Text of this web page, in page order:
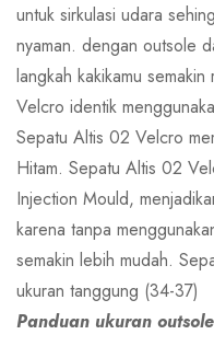
untuk sirkulasi udara
nyaman. dengan outsole
langkah kakikamu
Velcro identik
Sepatu Altis 02 Velcro
Hitam. Sepatu Altis 02
Injection Mould,
karena tanpa
semakin lebih mudah.
ukuran tanggung (34-37)
Panduan ukuran